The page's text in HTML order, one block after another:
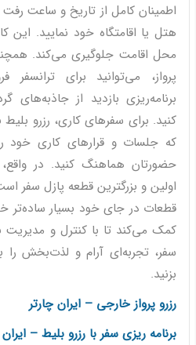
اطمینان کامل از تاریخ و ساعت
هتل یا اقامتگاه خود نمایید. این
محل اقامت جلوگیری می‌کند.
پرواز، می‌توانید برای ترانسفر
برنامه‌ریزی بازدید از
کنید. برای سفرهای کاری، رزرو
که جلسات و قرارهای کاری خود
حضورتان هماهنگ کنید. در واقع،
اولین و بزرگترین قطعه پازل سفر
قطعات در جای خود بسیار ساده‌تر
کمک می‌کند تا با کنترل و مدیریت
سفر، تجربه‌ای آرام و لذت‌بخش را
بزنید.
رزرو پرواز خارجی – ایران چارتر
برنامه ریزی سفر با رزرو بلیط –